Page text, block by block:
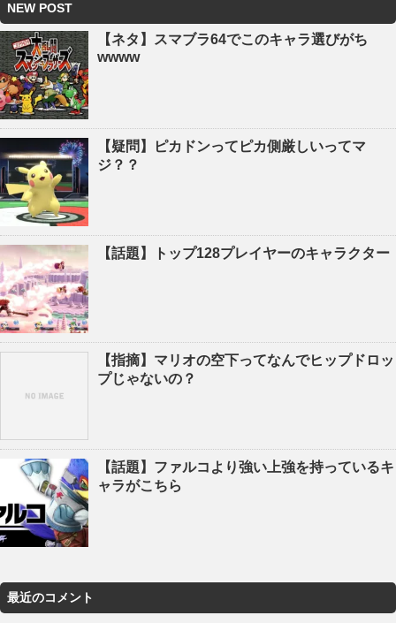
NEW POST
【ネタ】スマブラ64でこのキャラ選びがち
wwww
【疑問】ピカドンってピカ側厳しいってマ
ジ？？
【話題】トップ128プレイヤーのキャラクター
【指摘】マリオの空下ってなんでヒップドロッ
プじゃないの？
【話題】ファルコより強い上強を持っているキ
ャラがこちら
最近のコメント